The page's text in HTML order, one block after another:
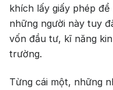
khích lấy giấy phép
những người này tuy
vốn đầu tư, kĩ năng
trường.
Từng cái một, những